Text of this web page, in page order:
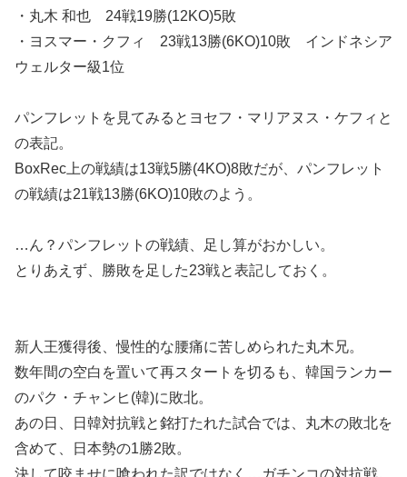
・丸木 和也 24戦19勝(12KO)5敗
・ヨスマー・クフィ 23戦13勝(6KO)10敗 インドネシア
ウェルター級1位
パンフレットを見てみるとヨセフ・マリアヌス・ケフィと
の表記。
BoxRec上の戦績は13戦5勝(4KO)8敗だが、パンフレット
の戦績は21戦13勝(6KO)10敗のよう。
…ん？パンフレットの戦績、足し算がおかしい。
とりあえず、勝敗を足した23戦と表記しておく。
新人王獲得後、慢性的な腰痛に苦しめられた丸木兄。
数年間の空白を置いて再スタートを切るも、韓国ランカー
のパク・チャンヒ(韓)に敗北。
あの日、日韓対抗戦と銘打たれた試合では、丸木の敗北を
含めて、日本勢の1勝2敗。
決して咬ませに喰われた訳ではなく…ガチンコの対抗戦。